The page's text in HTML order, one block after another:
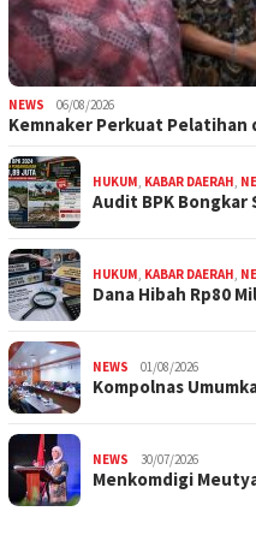
NEWS 06/08/2026
Kemnaker Perkuat
HUKUM, KABAR DAERAH,
Audit BPK
HUKUM, KABAR DAERAH,
Dana Hibah Rp80
NEWS 01/08/2026
Kompolnas
NEWS 30/07/2026
Menkomdigi